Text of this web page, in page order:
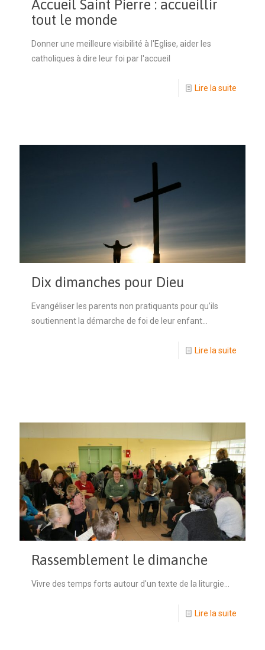
Accueil Saint Pierre : accueillir
tout le monde
Donner une meilleure visibilité à l'Eglise, aider les
catholiques à dire leur foi par l'accueil
Lire la suite
Dix dimanches pour Dieu
Evangéliser les parents non pratiquants pour qu’ils
soutiennent la démarche de foi de leur enfant...
Lire la suite
Rassemblement le dimanche
Vivre des temps forts autour d'un texte de la liturgie...
Lire la suite